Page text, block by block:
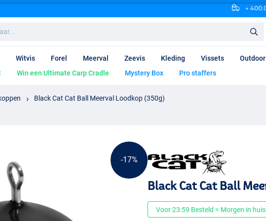
+
Witvis Forel Meerval Zeevis Kleding Vissets Outdoor
Win een Ultimate Carp Cradle Mystery Box Pro staffers
Black Cat Cat Ball Meerval Loodkop (350g)
-17%
Black Cat Cat Ball
Voor 23:59 Besteld = Morgen in